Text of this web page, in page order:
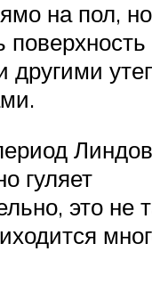
на пол,
другими
гуляет
это не